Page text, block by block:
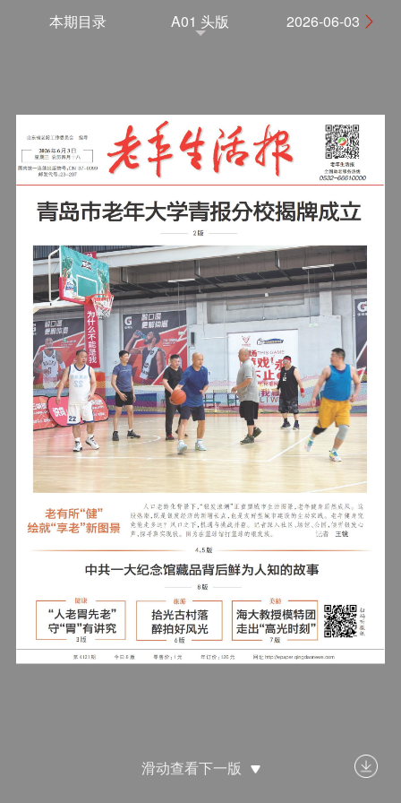
滑动查看下一版
本期目录 A01 头版 2026-06-03